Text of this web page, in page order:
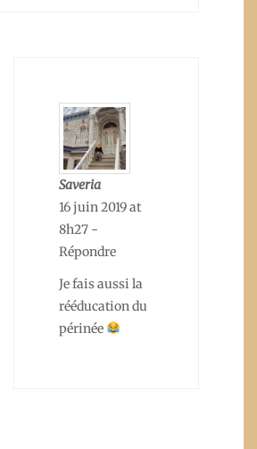
Saveria
16 juin 2019 at
8h27 -
Répondre
Je fais aussi la
rééducation du
périnée